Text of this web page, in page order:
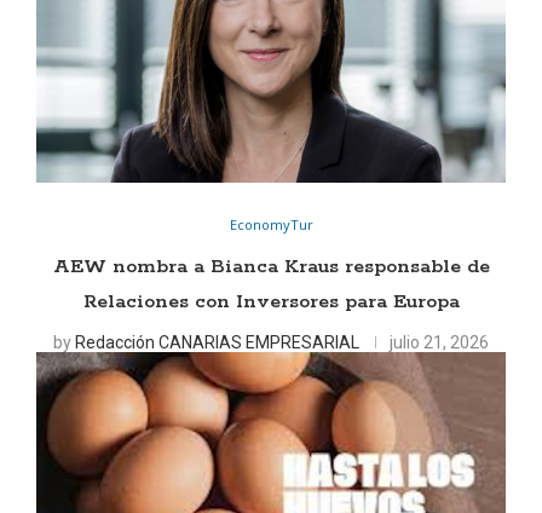
EconomyTur
AEW nombra a Bianca Kraus responsable de
Relaciones con Inversores para Europa
by Redacción CANARIAS EMPRESARIAL julio 21, 2026